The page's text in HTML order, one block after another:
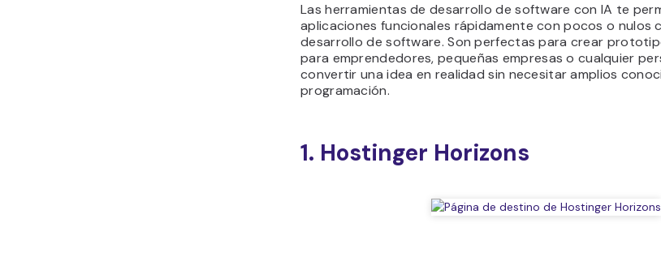
Las herramientas de desarrollo de software con IA te
aplicaciones funcionales rápidamente con pocos o nulos
desarrollo de software. Son perfectas para crear
para emprendedores, pequeñas empresas o cualquier
convertir una idea en realidad sin necesitar amplios
programación.
1. Hostinger Horizons